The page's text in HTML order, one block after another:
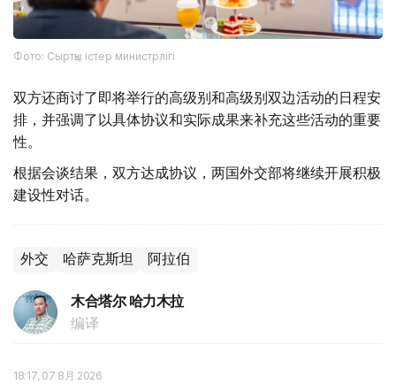
Фото: Сыртқы істер министрлігі
双方还商讨了即将举行的高级别和高级别双边活动的日程安
排，并强调了以具体协议和实际成果来补充这些活动的重要
性。
根据会谈结果，双方达成协议，两国外交部将继续开展积极
建设性对话。
外交 哈萨克斯坦 阿拉伯
木合塔尔 哈力木拉
编译
18:17, 07 8月 2026